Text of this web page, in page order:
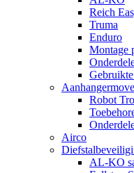
Reich
Truma
Enduro
Montage
Robot
Airco
AL-KO